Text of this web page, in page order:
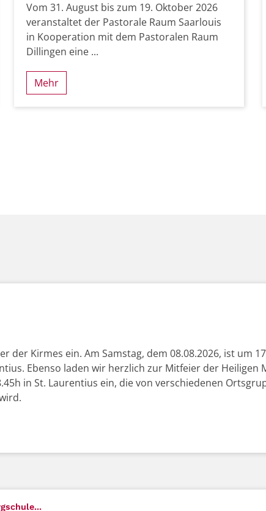
Vom 31. August bis zum 19. Oktober 2026
veranstaltet der Pastorale Raum Saarlouis
in Kooperation mit dem Pastoralen Raum
Dillingen eine ...
Mehr
der Kirmes ein. Am Samstag, dem 08.08.2026, ist um
Ebenso laden wir herzlich zur Mitfeier der Heiligen
in St. Laurentius ein, die von verschiedenen